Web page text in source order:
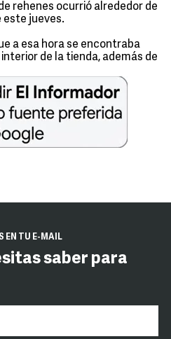
rehenes ocurrió alrededor de
este jueves.
a esa hora se encontraba
de la tienda, además de
EN TU E-MAIL
saber para